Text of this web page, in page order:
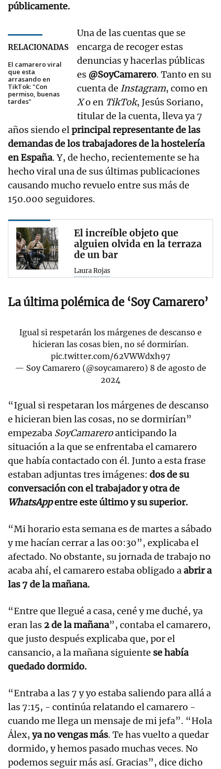
públicamente.
RELACIONADAS
El camarero viral
que esta
arrasando en
TikTok: "Con
permiso, buenas
tardes"
Una de las cuentas que se
encarga de recoger estas
denuncias y hacerlas públicas
es @SoyCamarero. Tanto en su
cuenta de Instagram, como en
Xo en TikTok, Jesús Soriano,
titular de la cuenta, lleva ya 7
años siendo elprincipal representante de las
demandas de los trabajadores de la hostelería
en España. Y, de hecho, recientemente se ha
hecho viral una de sus últimas publicaciones
causando mucho revuelo entre sus más de
150.000 seguidores.
El increíble objeto que
alguien olvida en la terraza
de un bar
Laura Rojas
La última polémica de ‘Soy Camarero’
Igual si respetarán los márgenes de descanso e
hicieran las cosas bien, no sé dormirían.
pic.twitter.com/62VWWdxh97
— Soy Camarero (@soycamarero) 8 de agosto de
2024
“Igual si respetaran los márgenes de descanso
e hicieran bien las cosas, no se dormirían”
empezaba SoyCamareroanticipando la
situación a la que se enfrentaba el camarero
que había contactado con él. Junto a esta frase
estaban adjuntas tres imágenes: dos de su
conversación con el trabajador y otra de
WhatsAppentre este último y su superior.
“Mi horario esta semana es de martes a sábado
y me hacían cerrar a las 00:30”, explicaba el
afectado. No obstante, su jornada de trabajo no
acaba ahí, el camarero estaba obligado aabrir a
las 7 de la mañana.
“Entre que llegué a casa, cené y me duché, ya
eran las 2 de la mañana”, contaba el camarero,
que justo después explicaba que, por el
cansancio, a la mañana siguiente se había
quedado dormido.
“Entraba a las 7 y yo estaba saliendo para allá a
las 7:15, - continúa relatando el camarero -
cuando me llega un mensaje de mi jefa”. “Hola
Álex, ya no vengas más. Te has vuelto a quedar
dormido, y hemos pasado muchas veces. No
podemos seguir más así. Gracias”, dice dicho